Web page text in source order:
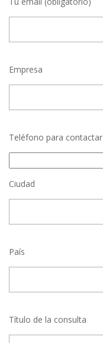
Empresa
Teléfono para contactar
Ciudad
País
Título de la consulta